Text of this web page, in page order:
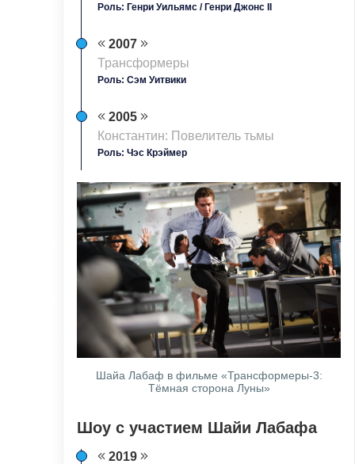
Роль: Генри Уильямс / Генри Джонс II
2007
Трансформеры
Роль: Сэм Уитвики
2005
Константин: Повелитель тьмы
Роль: Чэс Крэймер
Шайа Лабаф в фильме «Трансформеры-3:
Тёмная сторона Луны»
Шоу с участием Шайи Лабафа
2019